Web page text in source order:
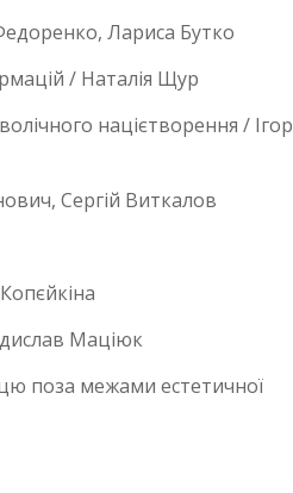
Лариса Бутко
/ Наталія Щур
націєтворення / Ігор
Сергій Виткалов
Маціюк
поза межами естетичної